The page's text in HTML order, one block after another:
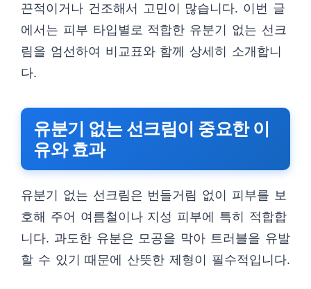
끈적이거나 건조해서 고민이 많습니다. 이번 글
에서는 피부 타입별로 적합한 유분기 없는 선크
림을 엄선하여 비교표와 함께 상세히 소개합니
다.
유분기 없는 선크림이 중요한 이
유와 효과
유분기 없는 선크림은 번들거림 없이 피부를 보
호해 주어 여름철이나 지성 피부에 특히 적합합
니다. 과도한 유분은 모공을 막아 트러블을 유발
할 수 있기 때문에 산뜻한 제형이 필수적입니다.